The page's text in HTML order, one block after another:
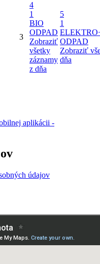
3
4
1
BIO
ODPAD
Zobraziť
všetky
záznamy
z dňa
5
1
ODPAD
Zobraziť
dňa
aplikácii -
údajov